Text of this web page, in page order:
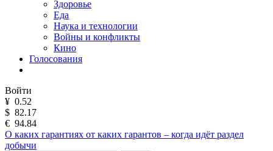
Здоровье
Еда
Наука и технологии
Войны и конфликты
Кино
Голосования
Войти
¥ 0.52
$ 82.17
€ 94.84
О каких гарантиях от каких гарантов – когда идёт раздел
добычи